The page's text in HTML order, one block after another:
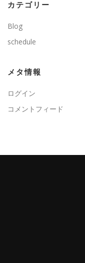
カテゴリー
Blog
schedule
メタ情報
ログイン
コメントフィード